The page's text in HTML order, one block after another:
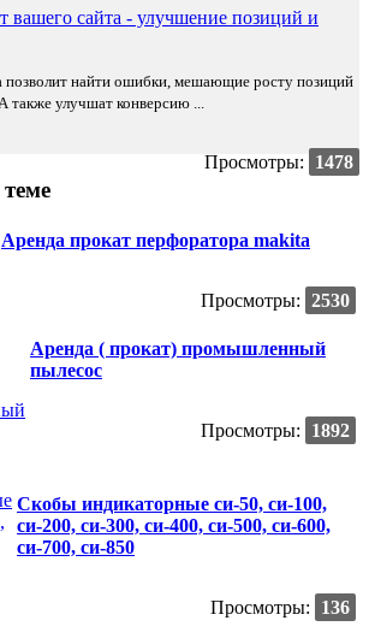
позволит найти ошибки, мешающие росту позиций
также улучшат конверсию ...
Просмотры: 1478
Аренда прокат перфоратора makita
Просмотры: 2530
Аренда ( прокат) промышленный
пылесос
Просмотры: 1892
Скобы индикаторные си-50, си-100,
си-200, си-300, си-400, си-500, си-600,
си-700, си-850
Просмотры: 136